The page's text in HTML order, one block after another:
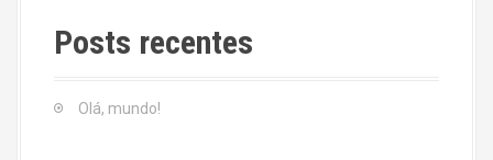
c
h
Posts recentes
Olá, mundo!